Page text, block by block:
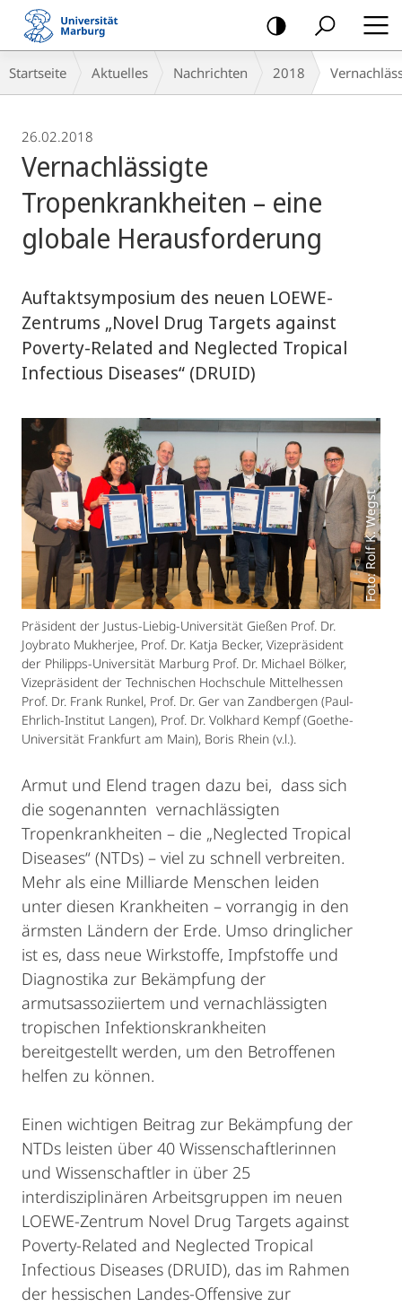
Mobile-
Navigation
Breadcrumb-
Navigation
Startseite Aktuelles Nachrichten 2018
26.02.2018
Vernachlässigte
Tropenkrankheiten – eine
globale Herausforderung
Auftaktsymposium des neuen LOEWE-
Zentrums „Novel Drug Targets against
Poverty-Related and Neglected Tropical
Infectious Diseases“ (DRUID)
Foto: Rolf K. Wegst
Präsident der Justus-Liebig-Universität Gießen Prof. Dr.
Joybrato Mukherjee, Prof. Dr. Katja Becker, Vizepräsident
der Philipps-Universität Marburg Prof. Dr. Michael Bölker,
Vizepräsident der Technischen Hochschule Mittelhessen
Prof. Dr. Frank Runkel, Prof. Dr. Ger van Zandbergen (Paul-
Ehrlich-Institut Langen), Prof. Dr. Volkhard Kempf (Goethe-
Universität Frankfurt am Main), Boris Rhein (v.l.).
Armut und Elend tragen dazu bei, dass sich
die sogenannten vernachlässigten
Tropenkrankheiten – die „Neglected Tropical
Diseases“ (NTDs) – viel zu schnell verbreiten.
Mehr als eine Milliarde Menschen leiden
unter diesen Krankheiten – vorrangig in den
ärmsten Ländern der Erde. Umso dringlicher
ist es, dass neue Wirkstoffe, Impfstoffe und
Diagnostika zur Bekämpfung der
armutsassoziiertem und vernachlässigten
tropischen Infektionskrankheiten
bereitgestellt werden, um den Betroffenen
helfen zu können.
Einen wichtigen Beitrag zur Bekämpfung der
NTDs leisten über 40 Wissenschaftlerinnen
und Wissenschaftler in über 25
interdisziplinären Arbeitsgruppen im neuen
LOEWE-Zentrum Novel Drug Targets against
Poverty-Related and Neglected Tropical
Infectious Diseases (DRUID), das im Rahmen
der hessischen Landes-Offensive zur